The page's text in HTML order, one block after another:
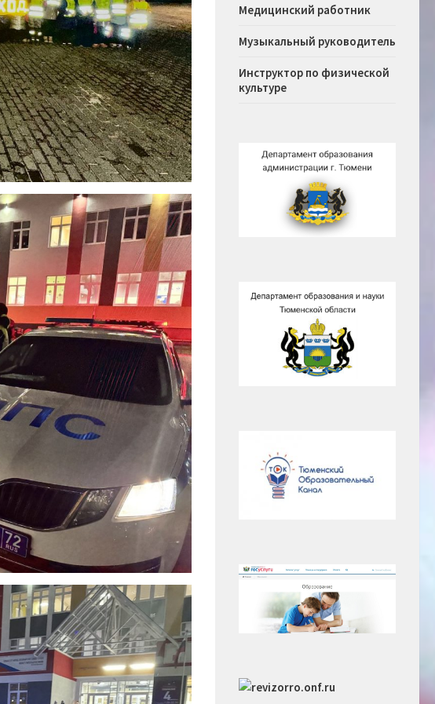
Медицинский работник
Музыкальный руководитель
Инструктор по физической
культуре